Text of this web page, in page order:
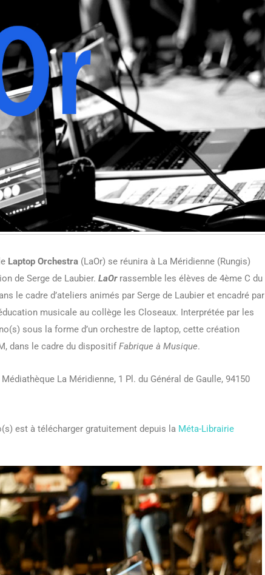
Laptop Orchestra (LaOr) se réunira à La Méridienne (Rungis)
de Serge de Laubier. LaOrrassemble les élèves de 4ème C du
le cadre d’ateliers animés par Serge de Laubier et encadré par
musicale au collège les Closeaux. Interprétée par les
sous la forme d’un orchestre de laptop, cette création
dans le cadre du dispositifFabrique à Musique.
Médiathèque La Méridienne, 1 Pl. du Général de Gaulle, 94150
est à télécharger gratuitement depuis la Méta-Librairie